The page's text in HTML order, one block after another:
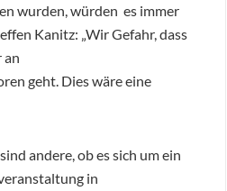
wurden, würden es immer
Kanitz: „Wir Gefahr, dass
an
geht. Dies wäre eine
andere, ob es sich um ein
in